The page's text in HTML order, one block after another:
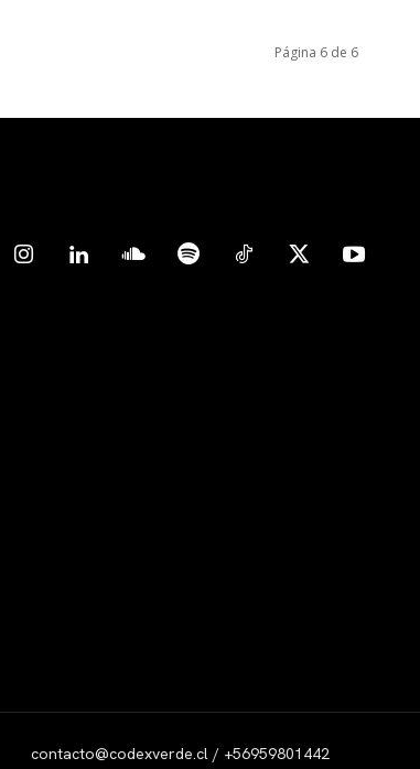
Página 6 de 6
contacto@codexverde.cl / +56959801442